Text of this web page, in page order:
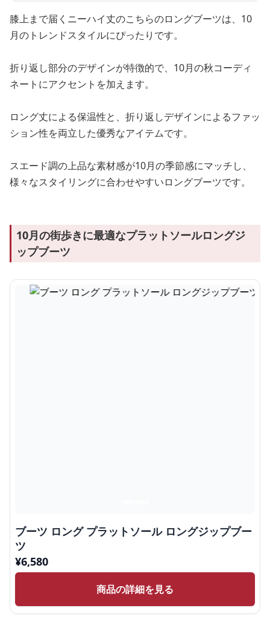
膝上まで届くニーハイ丈のこちらのロングブーツは、10
月のトレンドスタイルにぴったりです。
折り返し部分のデザインが特徴的で、10月の秋コーディ
ネートにアクセントを加えます。
ロング丈による保温性と、折り返しデザインによるファッ
ション性を両立した優秀なアイテムです。
スエード調の上品な素材感が10月の季節感にマッチし、
様々なスタイリングに合わせやすいロングブーツです。
10月の街歩きに最適なプラットソールロングジ
ップブーツ
ブーツ ロング プラットソール ロングジップブー
ツ
¥6,580
商品の詳細を見る